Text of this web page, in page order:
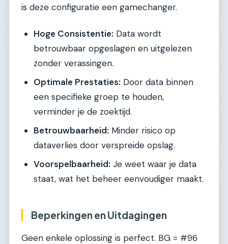
is deze configuratie een gamechanger.
Hoge Consistentie: Data wordt
betrouwbaar opgeslagen en uitgelezen
zonder verassingen.
Optimale Prestaties: Door data binnen
een specifieke groep te houden,
verminder je de zoektijd.
Betrouwbaarheid: Minder risico op
dataverlies door verspreide opslag.
Voorspelbaarheid: Je weet waar je data
staat, wat het beheer eenvoudiger maakt.
Beperkingen en Uitdagingen
Geen enkele oplossing is perfect. BG = #96